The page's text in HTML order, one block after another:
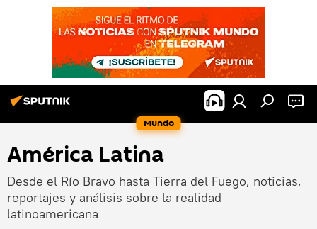
Mundo
América Latina
Desde el Río Bravo hasta Tierra del Fuego, noticias,
reportajes y análisis sobre la realidad
latinoamericana